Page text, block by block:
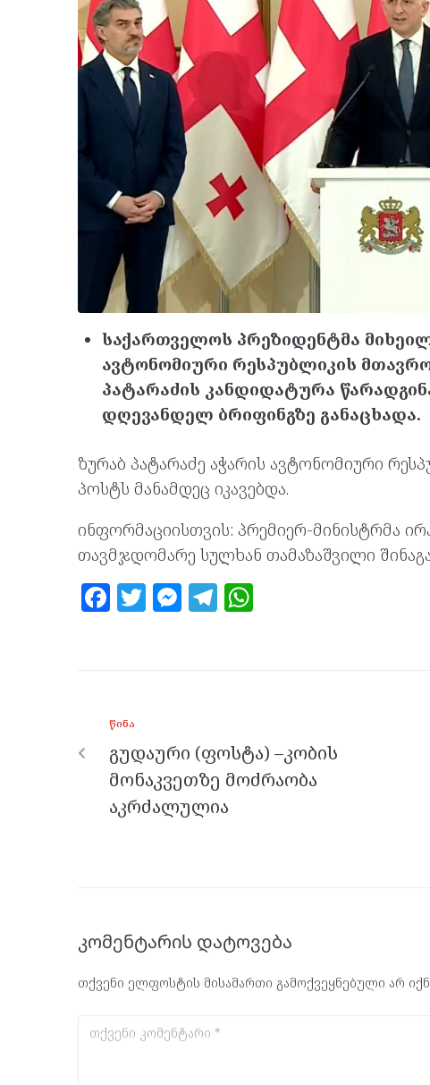
საქართველოს პრეზიდენტმა
ავტონომიური რესპუბლიკის
პატარაძის კანდიდატურა
დღევანდელ ბრიფინგზე განაცხადა.
ზურაბ პატარაძე აჭარის ავტონომიური
პოსტს მანამდეც იკავებდა.
ინფორმაციისთვის: პრემიერ-მინისტრმა
თავმჯდომარე სულხან თამაზაშვილი
F
o
o
k
T M
er
T
m p
p
ᲬᲘᲜᲐ
გუდაური (ფოსტა) –კობის
მონაკვეთზე მოძრაობა
აკრძალულია
კომენტარის დატოვება
თქვენი ელფოსტის მისამართი გამოქვეყნებული არ